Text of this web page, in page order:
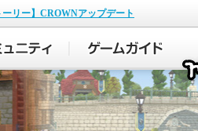
ーリー】CROWNアップデート